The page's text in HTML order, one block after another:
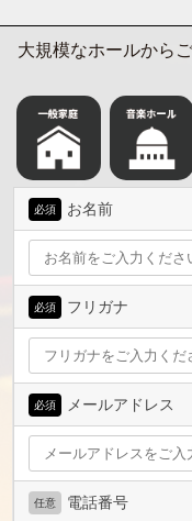
大規模なホールから
必須 お名前
必須 フリガナ
必須 メールアドレス
任意 電話番号